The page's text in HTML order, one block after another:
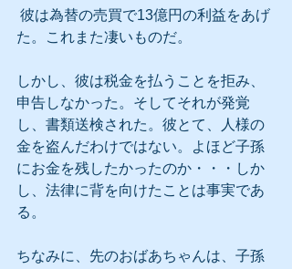
た。これまた凄いものだ。
しかし、彼は税金を払うことを拒み、
申告しなかった。そしてそれが発覚
し、書類送検された。彼とて、人様の
金を盗んだわけではない。よほど子孫
にお金を残したかったのか・・・しか
し、法律に背を向けたことは事実であ
る。
ちなみに、先のおばあちゃんは、子孫